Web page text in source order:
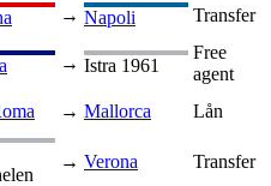
→ Napoli
Transfer
→ Istra 1961
Free
agent
→ Mallorca
Lån
→ Verona
Transfer